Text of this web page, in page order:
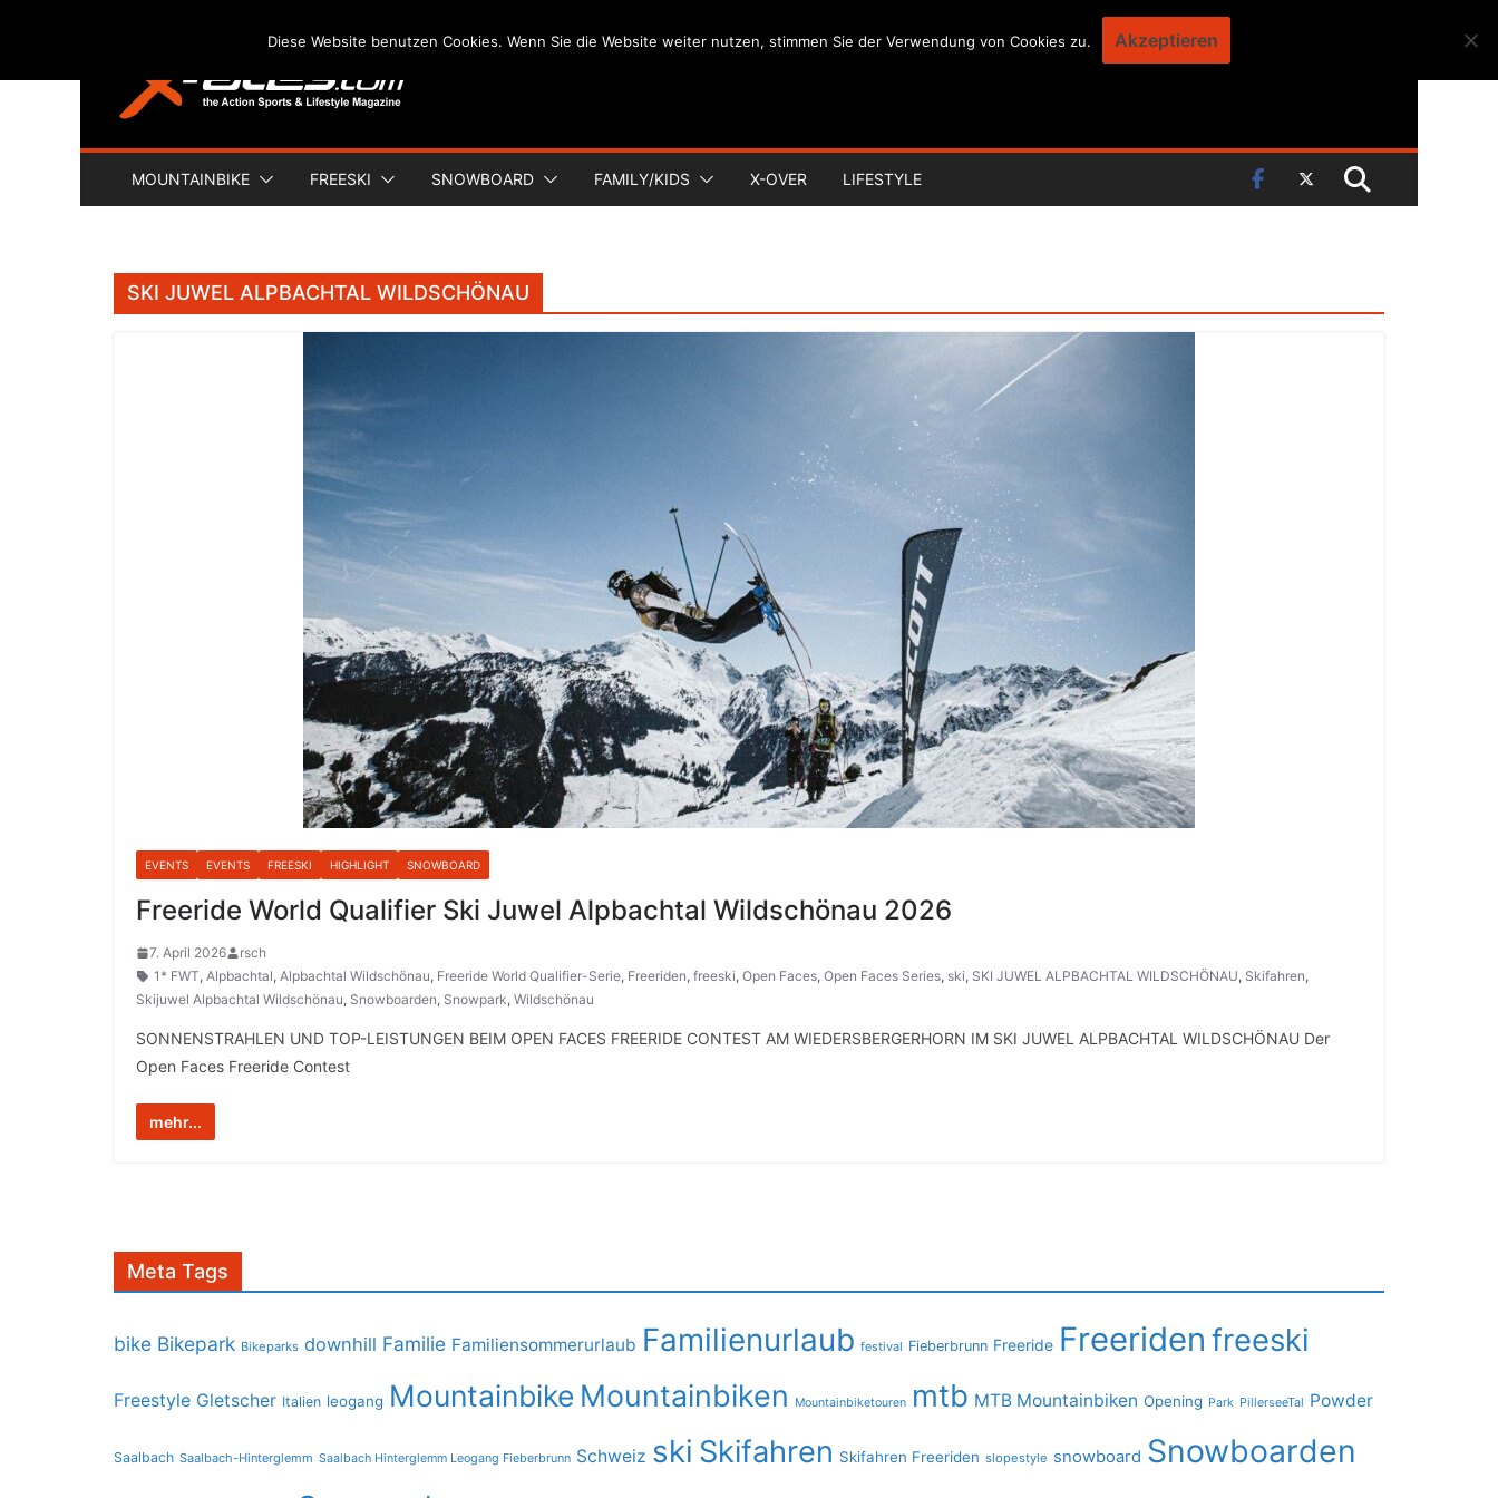
content
MOUNTAINBIKE FREESKI SNOWBOARD FAMILY/KIDS X-OVER LIFESTYLE
SKI JUWEL ALPBACHTAL WILDSCHÖNAU
EVENTS EVENTS FREESKI HIGHLIGHT SNOWBOARD
Freeride World Qualifier Ski Juwel Alpbachtal Wildschönau 2026
7. April 2026
rsch
1* FWT, Alpbachtal, Alpbachtal Wildschönau, Freeride World Qualifier-Serie, Freeriden, freeski, Open Faces, Open Faces Series, ski, SKI JUWEL ALPBACHTAL WILDSCHÖNAU, Skifahren,
Skijuwel Alpbachtal Wildschönau, Snowboarden, Snowpark, Wildschönau
SONNENSTRAHLEN UND TOP-LEISTUNGEN BEIM OPEN FACES FREERIDE CONTEST AM WIEDERSBERGERHORN IM SKI JUWEL ALPBACHTAL WILDSCHÖNAU Der
Open Faces Freeride Contest
mehr...
Meta Tags
bike Bikepark Bikeparks downhill Familie Familiensommerurlaub Familienurlaub festival Fieberbrunn Freeride Freeriden freeski
Freestyle Gletscher Italien leogang Mountainbike Mountainbiken Mountainbiketouren mtb MTB Mountainbiken Opening Park PillerseeTal Powder
Saalbach Saalbach-Hinterglemm Saalbach Hinterglemm Leogang Fieberbrunn Schweiz ski Skifahren Skifahren Freeriden slopestyle snowboard Snowboarden
Diese Website benutzen Cookies. Wenn Sie die Website weiter nutzen, stimmen Sie der Verwendung von Cookies zu. Akzeptieren